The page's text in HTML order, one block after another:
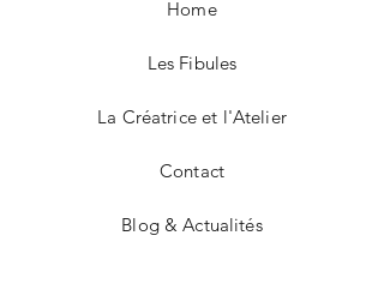
Home
Les Fibules
La Créatrice et l'Atelier
Contact
Blog & Actualités